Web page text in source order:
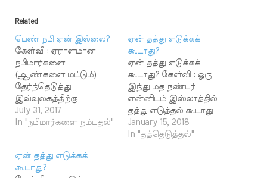
Related
பெண் நபி ஏன் இல்லை?
கேள்வி : ஏராளமான
நபிமார்களை
(ஆண்களை மட்டும்)
தேர்ந்தெடுத்து
இவ்வுலகத்திற்கு
இறைவன்
அனுப்பியுள்ளான்
ஒரு பெண்ணைக் கூட
தேர்ந்தெடுக்கவில்லையே
July 31, 2017
In "நபிமார்களை நம்புதல்"
ஏன் தத்து எடுக்கக்
கூடாது?
ஏன் தத்து எடுக்கக்
கூடாது? கேள்வி : ஒரு
இந்து மத நண்பர்
என்னிடம் இஸ்லாத்தில்
தத்து எடுத்தல் கூடாது
என்று உள்ளது பெரிய
குறையாக உள்ளது.
January 15, 2018
In "தத்தெடுத்தல்"
ஏன் தத்து எடுக்கக்
கூடாது?